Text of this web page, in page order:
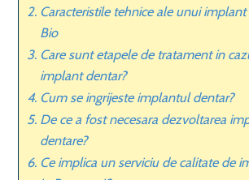
Caracteristile tehnice ale unui
Bio
Care sunt etapele de tratament in
implant dentar?
Cum se ingrijeste implantul dentar?
De ce a fost necesara dezvoltarea
dentare?
Ce implica un serviciu de calitate de